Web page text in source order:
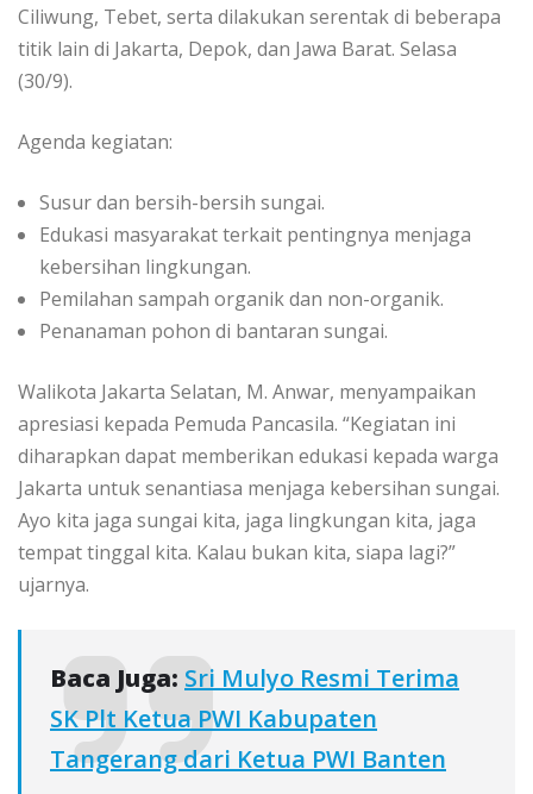
Ciliwung, Tebet, serta dilakukan serentak di beberapa
titik lain di Jakarta, Depok, dan Jawa Barat. Selasa
(30/9).
Agenda kegiatan:
Susur dan bersih-bersih sungai.
Edukasi masyarakat terkait pentingnya menjaga
kebersihan lingkungan.
Pemilahan sampah organik dan non-organik.
Penanaman pohon di bantaran sungai.
Walikota Jakarta Selatan, M. Anwar, menyampaikan
apresiasi kepada Pemuda Pancasila. “Kegiatan ini
diharapkan dapat memberikan edukasi kepada warga
Jakarta untuk senantiasa menjaga kebersihan sungai.
Ayo kita jaga sungai kita, jaga lingkungan kita, jaga
tempat tinggal kita. Kalau bukan kita, siapa lagi?”
ujarnya.
Baca Juga: Sri Mulyo Resmi Terima
SK Plt Ketua PWI Kabupaten
Tangerang dari Ketua PWI Banten